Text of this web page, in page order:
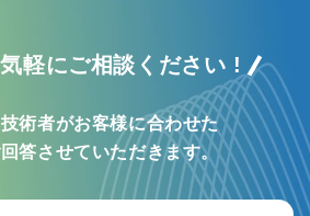
軽にご相談ください !
術者がお客様に合わせた
答させていただきます。